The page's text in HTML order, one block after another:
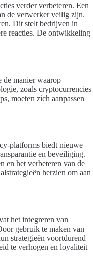
verder verbeteren. Een
de verwerker veilig zijn.
Dit stelt bedrijven in
reacties. De ontwikkeling
de manier waarop
zoals cryptocurrencies
moeten zich aanpassen
platforms biedt nieuwe
en beveiliging.
en het verbeteren van de
herzien om aan
het integreren van
gebruik te maken van
strategieën voortdurend
te verhogen en loyaliteit